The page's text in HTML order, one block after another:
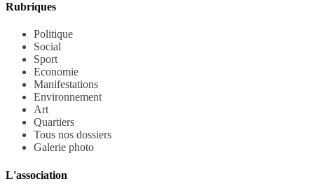
Rubriques
Politique
Social
Sport
Economie
Manifestations
Environnement
Art
Quartiers
Tous nos dossiers
Galerie photo
L'association